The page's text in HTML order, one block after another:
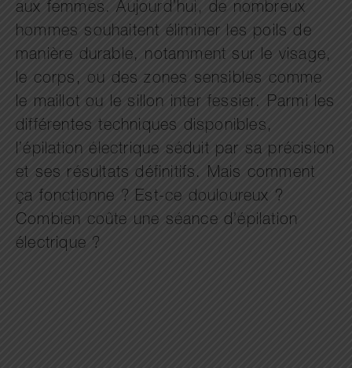
aux femmes. Aujourd’hui, de nombreux
hommes souhaitent éliminer les poils de
manière durable, notamment sur le visage,
le corps, ou des zones sensibles comme
le maillot ou le sillon inter fessier. Parmi les
différentes techniques disponibles,
l’épilation électrique séduit par sa précision
et ses résultats définitifs. Mais comment
ça fonctionne ? Est-ce douloureux ?
Combien coûte une séance d’épilation
électrique ?